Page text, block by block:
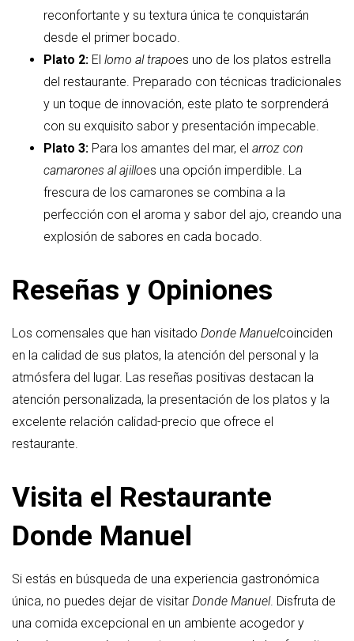
reconfortante y su textura única te conquistarán
desde el primer bocado.
Plato 2: El lomo al trapoes uno de los platos estrella
del restaurante. Preparado con técnicas tradicionales
y un toque de innovación, este plato te sorprenderá
con su exquisito sabor y presentación impecable.
Plato 3: Para los amantes del mar, el arroz con
camarones al ajilloes una opción imperdible. La
frescura de los camarones se combina a la
perfección con el aroma y sabor del ajo, creando una
explosión de sabores en cada bocado.
Reseñas y Opiniones
Los comensales que han visitado Donde Manuelcoinciden
en la calidad de sus platos, la atención del personal y la
atmósfera del lugar. Las reseñas positivas destacan la
atención personalizada, la presentación de los platos y la
excelente relación calidad-precio que ofrece el
restaurante.
Visita el Restaurante
Donde Manuel
Si estás en búsqueda de una experiencia gastronómica
única, no puedes dejar de visitar Donde Manuel. Disfruta de
una comida excepcional en un ambiente acogedor y